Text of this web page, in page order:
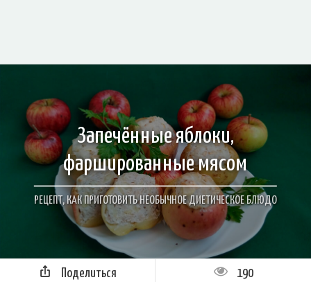
Запечённые яблоки,
фаршированные мясом
РЕЦЕПТ, КАК ПРИГОТОВИТЬ НЕОБЫЧНОЕ ДИЕТИЧЕСКОЕ БЛЮДО
Поделиться 190